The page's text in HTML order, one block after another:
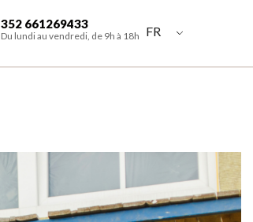
352 661269433
Du lundi au vendredi, de 9h à 18h FR